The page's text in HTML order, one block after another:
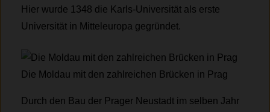
Hier wurde 1348 die Karls-Universität als erste
Universität in Mitteleuropa gegründet.
Die Moldau mit den zahlreichen Brücken in Prag
Durch den Bau der Prager Neustadt im selben Jahr